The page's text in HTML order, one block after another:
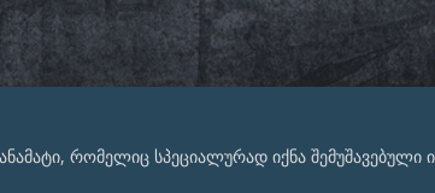
რომელიც სპეციალურად იქნა შემუშავებული